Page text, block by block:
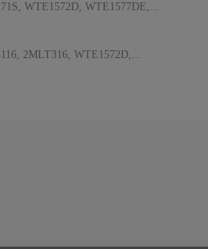
WTE1572D, WTE1577DE,...
2MLT316, WTE1572D,...